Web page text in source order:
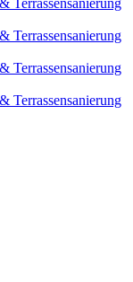
Terrassensanierung
Terrassensanierung
Terrassensanierung
Terrassensanierung